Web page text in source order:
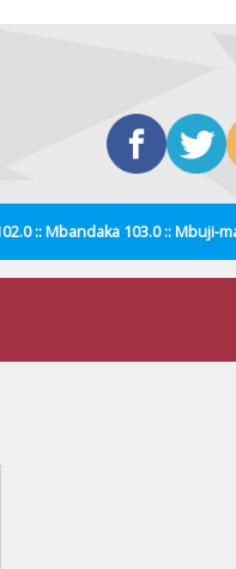
:: Mbandaka 103.0 :: Mbuji-